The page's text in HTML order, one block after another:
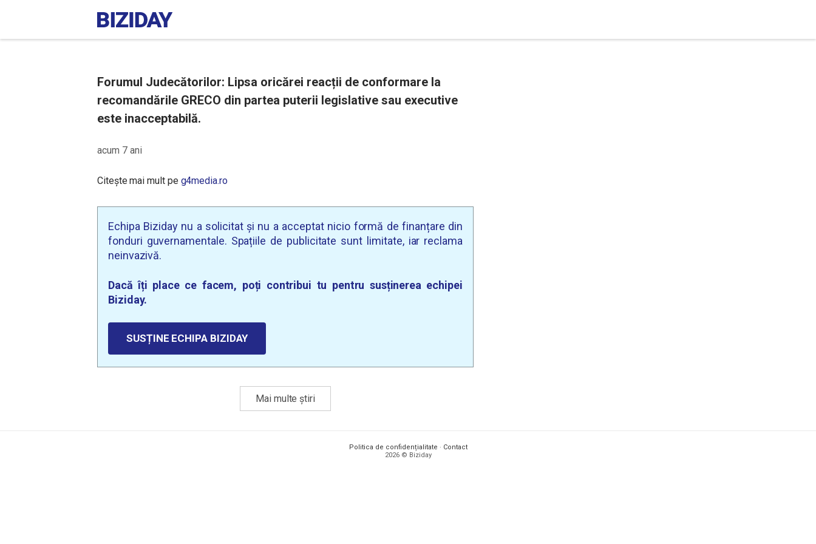
Forumul Judecătorilor: Lipsa oricărei reacții de conformare la
recomandările GRECO din partea puterii legislative sau executive
este inacceptabilă.
acum 7 ani
Citește mai mult pe g4media.ro
Echipa Biziday nu a solicitat și nu a acceptat nicio formă de finanțare din
fonduri guvernamentale. Spațiile de publicitate sunt limitate, iar reclama
neinvazivă.
Dacă îți place ce facem, poți contribui tu pentru susținerea echipei
Biziday.
SUSȚINE ECHIPA BIZIDAY
Mai multe știri
Politica de confidențialitate · Contact
2026 © Biziday